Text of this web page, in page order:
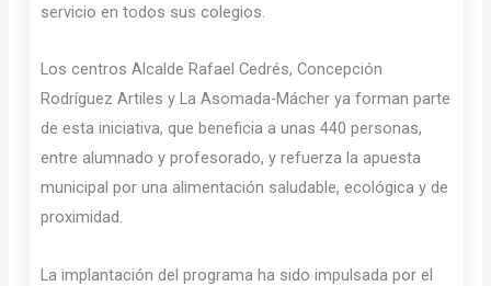
servicio en todos sus colegios.
Los centros Alcalde Rafael Cedrés, Concepción
Rodríguez Artiles y La Asomada-Mácher ya forman parte
de esta iniciativa, que beneficia a unas 440 personas,
entre alumnado y profesorado, y refuerza la apuesta
municipal por una alimentación saludable, ecológica y de
proximidad.
La implantación del programa ha sido impulsada por el